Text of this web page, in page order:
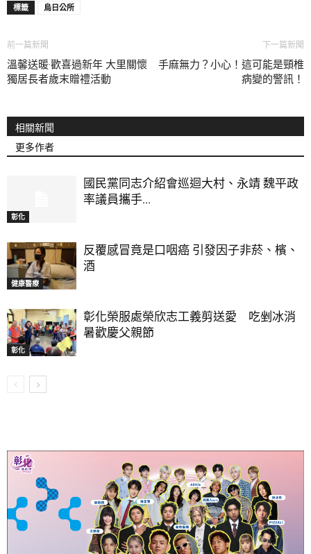
標籤 烏日公所
前一篇新聞
溫馨送暖·歡喜過新年 大里關懷
獨居長者歲末贈禮活動
下一篇新聞
手麻無力？小心！這可能是頸椎
病變的警訊！
相關新聞
更多作者
彰化
國民黨同志介紹會巡迴大村、永靖 魏平政
率議員攜手...
健康醫療
反覆感冒竟是口咽癌 引發因子非菸、檳、
酒
彰化
彰化榮服處榮欣志工義剪送愛 吃剉冰消
暑歡慶父親節